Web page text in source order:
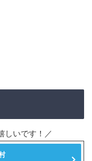
しいです！／